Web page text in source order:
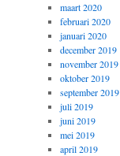
maart 2020
februari 2020
januari 2020
december 2019
november 2019
oktober 2019
september 2019
juli 2019
juni 2019
mei 2019
april 2019